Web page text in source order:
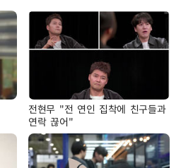
전현무 "전 연인 집착에 친구들과
연락 끊어"